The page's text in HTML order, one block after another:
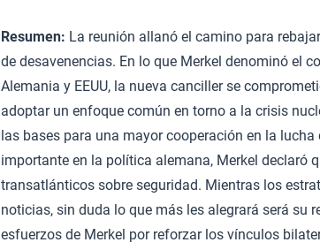
Resumen: La reunión allanó el camino para
de desavenencias. En lo que Merkel denominó el
Alemania y EEUU, la nueva canciller se
adoptar un enfoque común en torno a la crisis
las bases para una mayor cooperación en la
importante en la política alemana, Merkel declaró
transatlánticos sobre seguridad. Mientras los
noticias, sin duda lo que más les alegrará será su
esfuerzos de Merkel por reforzar los vínculos